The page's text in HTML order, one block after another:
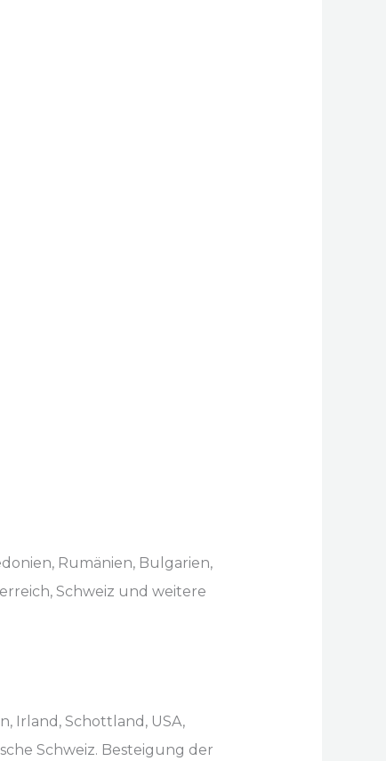
Rumänien, Bulgarien,
Schweiz und weitere
Irland, Schottland, USA,
Schweiz. Besteigung der